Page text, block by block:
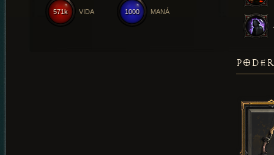
1000 MANÁ
571k VIDA